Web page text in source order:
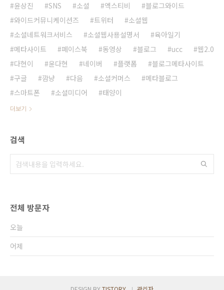
윤상진 SNS 소셜 엑스티비
블로그와이드
와이드커뮤니케이션즈
트위터
소셜웹
소셜네트워크서비스
소셜웹사용설명서
육아일기
메타사이트
페이스북 동영상 블로그 ucc
웹2.0
다현이
윤다현 네이버 플랫폼
블로그메타사이트
구글
깜냥 다음 소셜커머스
메타블로그
스마트폰
소셜미디어 태양이
더보기
검색
전체 방문자
오늘
어제